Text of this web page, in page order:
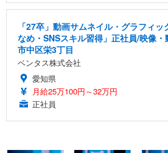
「27卒」動画サムネイル・グラフィ
なめ・SNSスキル習得」正社員/映像
市中区栄3丁目
ベンタス株式会社
愛知県
月給25万100円～32万円
正社員